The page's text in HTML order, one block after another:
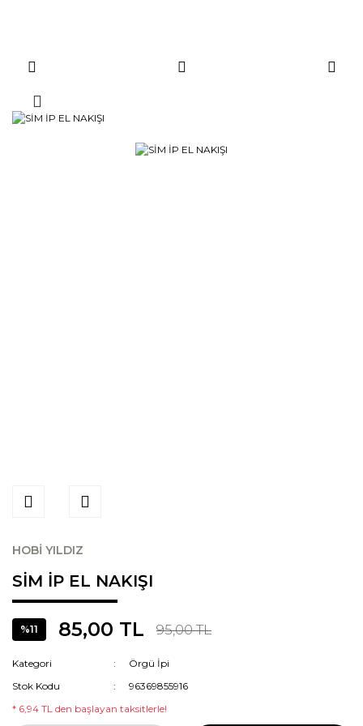
HOBİ YILDIZ
SİM İP EL NAKIŞI
%11 85,00 TL 95,00 TL
Kategori
Örgü İpi
Stok Kodu
96369855916
* 6,94 TL den başlayan taksitlerle!